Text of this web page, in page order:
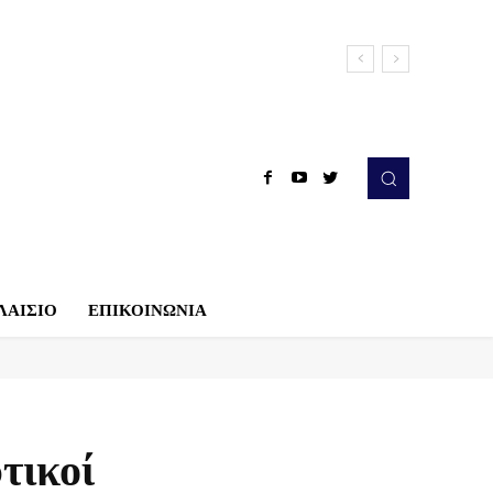
ΕΠΙΚΟΙΝΩΝΙΑ